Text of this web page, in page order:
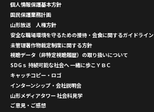
個人情報保護基本方針
国民保護業務計画
山形放送 人権方針
安全な職場環境を守るための接待・会食に関するガイドライン
未管理著作物裁定制度に関する方針
視聴データ（非特定視聴履歴）の取り扱いについて
SDGｓ 持続可能な社会へ 一緒に歩こＹＢＣ
キャッチコピー・ロゴ
インターンシップ・会社説明会
山形メディアタワー 社会科見学
ご意見・ご感想